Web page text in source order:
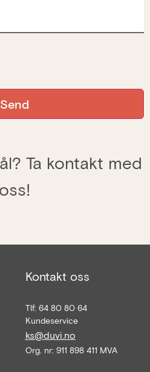
Ta kontakt med
oss!
Kontakt oss
Tlf: 64 80 80 64
Kundeservice
ks@duvi.no
Org. nr: 911 898 411 MVA